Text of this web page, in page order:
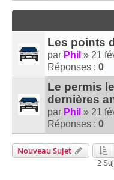
Les points
par Phil » 21
Réponses : 0
Le permis
dernières
par Phil » 21
Réponses : 0
Nouveau Sujet
2